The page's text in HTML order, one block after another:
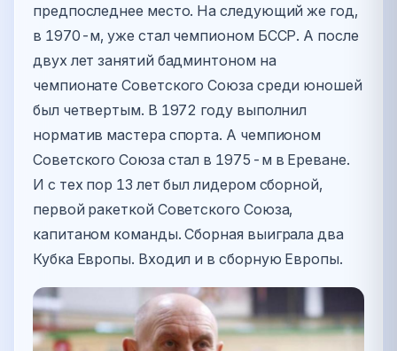
предпоследнее место. На следующий же год,
в 1970-м, уже стал чемпионом БССР. А после
двух лет занятий бадминтоном на
чемпионате Советского Союза среди юношей
был четвертым. В 1972 году выполнил
норматив мастера спорта. А чемпионом
Советского Союза стал в 1975-м в Ереване.
И с тех пор 13 лет был лидером сборной,
первой ракеткой Советского Союза,
капитаном команды. Сборная выиграла два
Кубка Европы. Входил и в сборную Европы.